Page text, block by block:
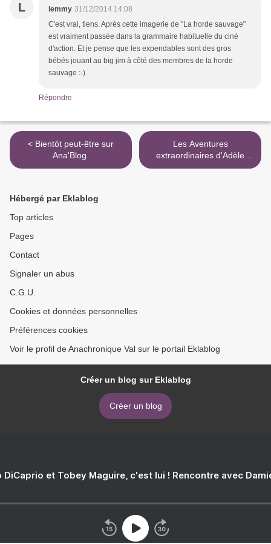
L lemmy 31/12/2014 14:08
C'est vrai, tiens. Après cette imagerie de "La horde sauvage"
est vraiment passée dans la grammaire habituelle du ciné
d'action. Et je pense que les expendables sont des gros
bébés jouant au big jim à côté des membres de la horde
sauvage :-)
Répondre
< Bientôt peut-être sur
Ana'Blog.
Les Aventures
extraordinaires d'Adèle
Blanc-Sec >
Hébergé par Eklablog
Top articles
Pages
Contact
Signaler un abus
C.G.U.
Cookies et données personnelles
Préférences cookies
Voir le profil de Anachronique Val sur le portail Eklablog
Créer un blog sur Eklablog
Créer un blog
DiCaprio et Tobey Maguire, c'est lui ! Rencontre avec